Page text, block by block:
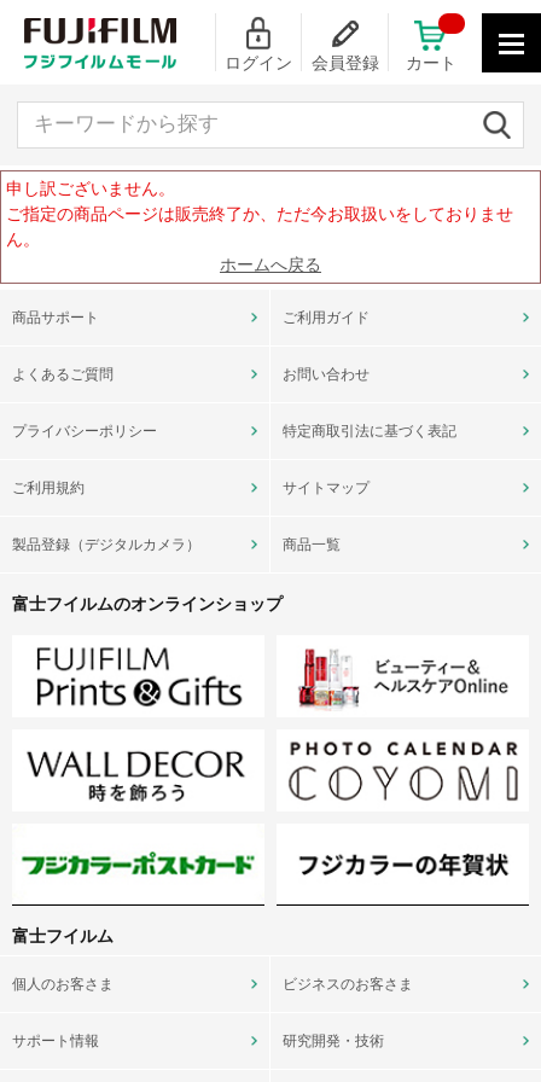
ログイン 会員登録
申し訳ございません。
ご指定の商品ページは販売終了か、ただ今お取扱いをしておりませ
ん。
ホームへ戻る
商品サポート ご利用ガイド
よくあるご質問 お問い合わせ
プライバシーポリシー 特定商取引法に基づく表記
ご利用規約 サイトマップ
製品登録（デジタルカメラ） 商品一覧
富士フイルムのオンラインショップ
富士フイルム
個人のお客さま ビジネスのお客さま
サポート情報 研究開発・技術